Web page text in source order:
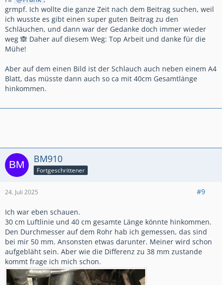
grmpf. Ich wollte die ganze Zeit nach dem Beitrag suchen, weil
ich wusste es gibt einen super guten Beitrag zu den
Schläuchen, und dann war der Gedanke doch immer wieder
weg 🙈 Daher auf diesem Weg: Top Arbeit und danke für die
Mühe!
Aber auf dem einen Bild ist der Schlauch auch neben einem A4
Blatt, das müsste dann auch so ca mit 40cm Gesamtlänge
hinkommen.
BM910
Fortgeschrittener
24. Juli 2025 #9
Ich war eben schauen.
30 cm Luftlinie und 40 cm gesamte Länge könnte hinkommen.
Den Durchmesser auf dem Rohr hab ich gemessen, das sind
bei mir 50 mm. Ansonsten etwas darunter. Meiner wird schon
aufgebläht sein. Aber wie die Differenz zu 38 mm zustande
kommt frage ich mich schon.